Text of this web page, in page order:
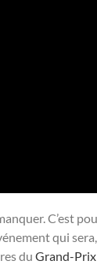
C’est
qui
du Grand-Prix